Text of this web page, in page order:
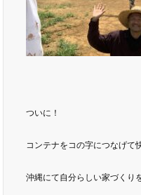
ついに！
コンテナをコの字につなげて
沖縄にて自分らしい家づくり